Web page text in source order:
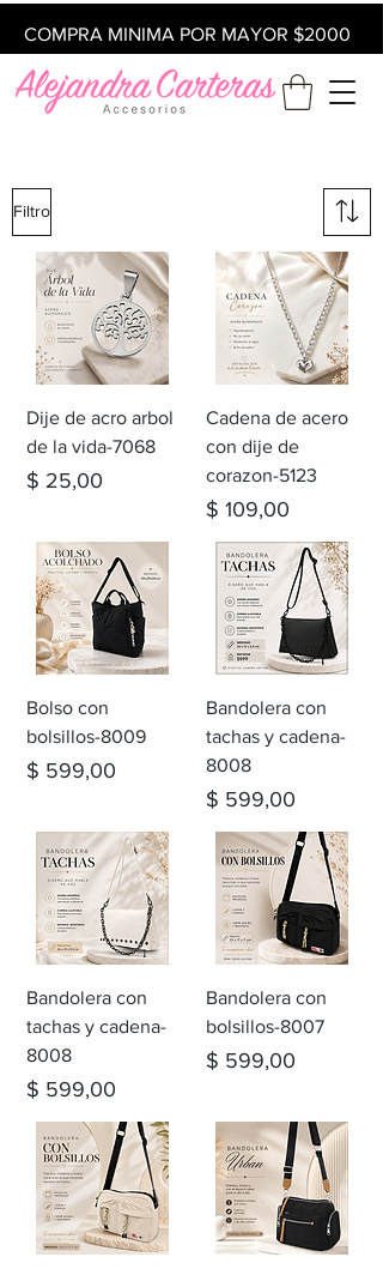
COMPRA MINIMA POR MAYOR $2000
Filtro
Dije de acro arbol
de la vida-7068
Precio
$ 25,00
Cadena de acero
con dije de
corazon-5123
Precio
$ 109,00
Bolso con
bolsillos-8009
Precio
$ 599,00
Bandolera con
tachas y cadena-
8008
Precio
$ 599,00
Bandolera con
tachas y cadena-
8008
Precio
$ 599,00
Bandolera con
bolsillos-8007
Precio
$ 599,00